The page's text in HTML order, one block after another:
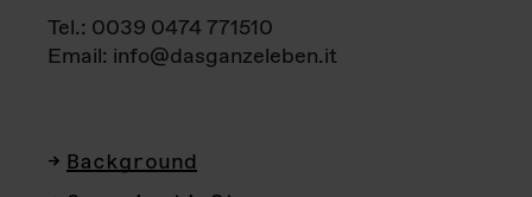
Tel.: 0039 0474 771510
Email: info@dasganzeleben.it
Background